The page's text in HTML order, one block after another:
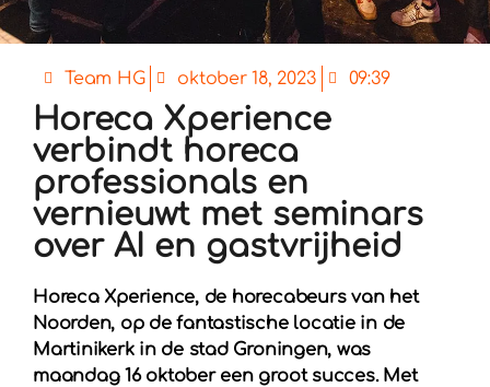
Team HG oktober 18, 2023 09:39
Horeca Xperience
verbindt horeca
professionals en
vernieuwt met seminars
over AI en gastvrijheid
Horeca Xperience, de horecabeurs van het
Noorden, op de fantastische locatie in de
Martinikerk in de stad Groningen, was
maandag 16 oktober een groot succes. Met